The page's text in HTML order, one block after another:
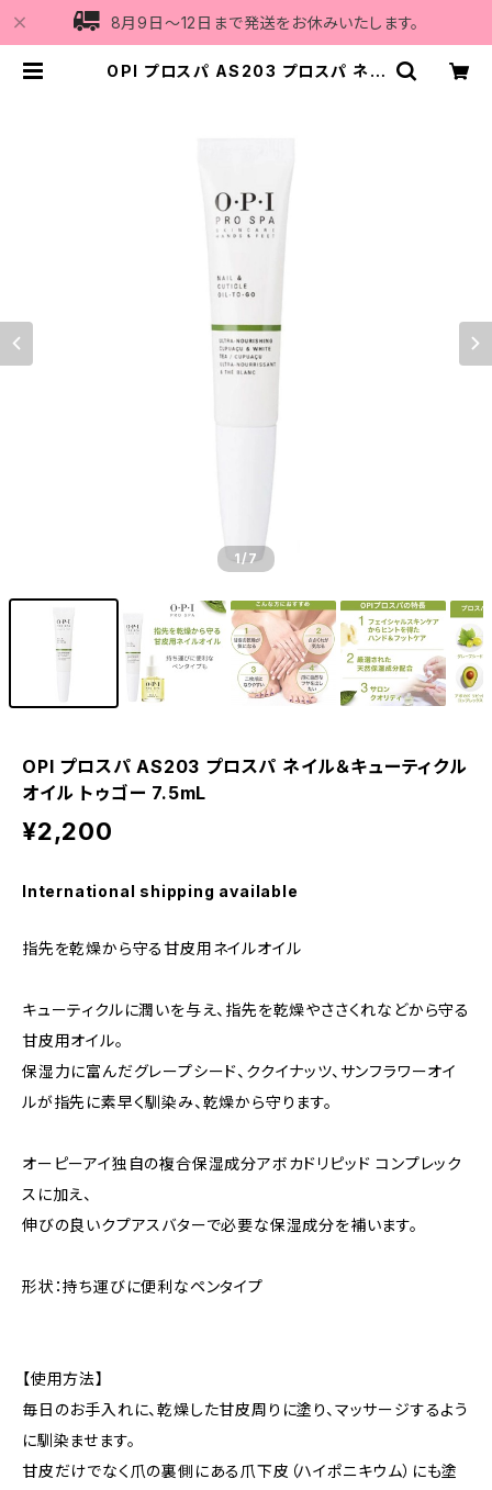
8月9日〜12日まで発送をお休みいたします。
OPI プロスパ AS203 プロスパ ネイ
1/7
OPI プロスパ AS203 プロスパ ネイル＆キューティクル
オイル トゥゴー 7.5mL
¥2,200
International shipping available
指先を乾燥から守る甘皮用ネイルオイル
キューティクルに潤いを与え、指先を乾燥やささくれなどから守る
甘皮用オイル。
保湿力に富んだグレープシード、ククイナッツ、サンフラワーオイ
ルが指先に素早く馴染み、乾燥から守ります。
オーピーアイ独自の複合保湿成分アボカドリピッド コンプレック
スに加え、
伸びの良いクプアスバターで必要な保湿成分を補います。
形状：持ち運びに便利なペンタイプ
【使用方法】
毎日のお手入れに、乾燥した甘皮周りに塗り、マッサージするよう
に馴染ませます。
甘皮だけでなく爪の裏側にある爪下皮（ハイポニキウム）にも塗